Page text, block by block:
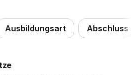
Ausbildungsart Abschluss